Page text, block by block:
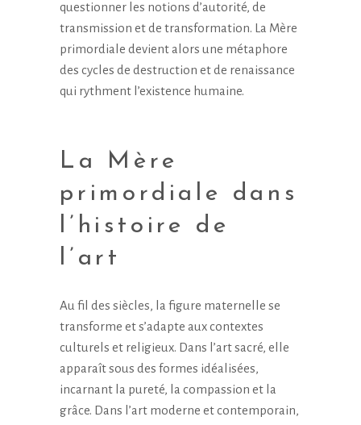
questionner les notions d’autorité, de
transmission et de transformation. La Mère
primordiale devient alors une métaphore
des cycles de destruction et de renaissance
qui rythment l’existence humaine.
La Mère
primordiale dans
l’histoire de
l’art
Au fil des siècles, la figure maternelle se
transforme et s’adapte aux contextes
culturels et religieux. Dans l’art sacré, elle
apparaît sous des formes idéalisées,
incarnant la pureté, la compassion et la
grâce. Dans l’art moderne et contemporain,